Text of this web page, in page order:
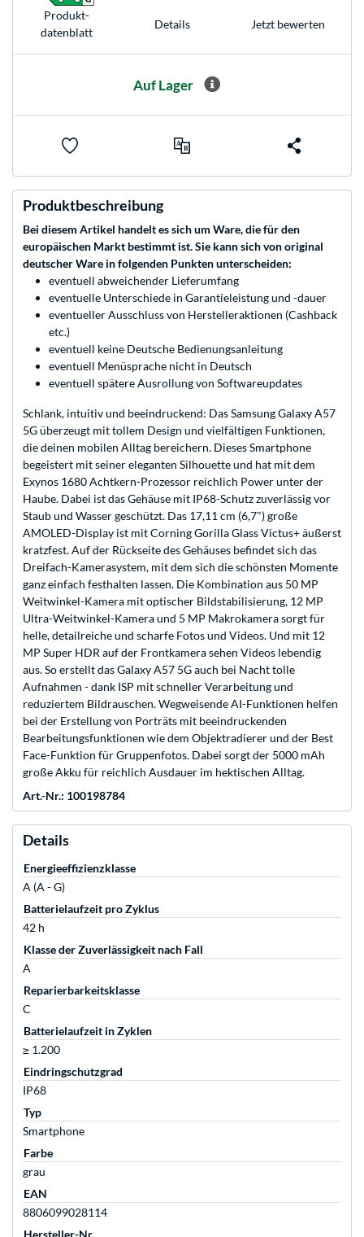
Produkt­
datenblatt
Details Jetzt bewerten
Auf Lager
Produktbeschreibung
Bei diesem Artikel handelt es sich um Ware, die für den
europäischen Markt bestimmt ist. Sie kann sich von original
deutscher Ware in folgenden Punkten unterscheiden:
eventuell abweichender Lieferumfang
eventuelle Unterschiede in Garantieleistung und -dauer
eventueller Ausschluss von Herstelleraktionen (Cashback
etc.)
eventuell keine Deutsche Bedienungsanleitung
eventuell Menüsprache nicht in Deutsch
eventuell spätere Ausrollung von Softwareupdates
Schlank, intuitiv und beeindruckend: Das Samsung Galaxy A57
5G überzeugt mit tollem Design und vielfältigen Funktionen,
die deinen mobilen Alltag bereichern. Dieses Smartphone
begeistert mit seiner eleganten Silhouette und hat mit dem
Exynos 1680 Achtkern-Prozessor reichlich Power unter der
Haube. Dabei ist das Gehäuse mit IP68-Schutz zuverlässig vor
Staub und Wasser geschützt. Das 17,11 cm (6,7") große
AMOLED-Display ist mit Corning Gorilla Glass Victus+ äußerst
kratzfest. Auf der Rückseite des Gehäuses befindet sich das
Dreifach-Kamerasystem, mit dem sich die schönsten Momente
ganz einfach festhalten lassen. Die Kombination aus 50 MP
Weitwinkel-Kamera mit optischer Bildstabilisierung, 12 MP
Ultra-Weitwinkel-Kamera und 5 MP Makrokamera sorgt für
helle, detailreiche und scharfe Fotos und Videos. Und mit 12
MP Super HDR auf der Frontkamera sehen Videos lebendig
aus. So erstellt das Galaxy A57 5G auch bei Nacht tolle
Aufnahmen - dank ISP mit schneller Verarbeitung und
reduziertem Bildrauschen. Wegweisende AI-Funktionen helfen
bei der Erstellung von Porträts mit beeindruckenden
Bearbeitungsfunktionen wie dem Objektradierer und der Best
Face-Funktion für Gruppenfotos. Dabei sorgt der 5000 mAh
große Akku für reichlich Ausdauer im hektischen Alltag.
Art.-Nr.: 100198784
Details
Energieeffizienzklasse
A (A - G)
Batterielaufzeit pro Zyklus
42 h
Klasse der Zuverlässigkeit nach Fall
A
Reparierbarkeitsklasse
C
Batterielaufzeit in Zyklen
≥ 1.200
Eindringschutzgrad
IP68
Typ
Smartphone
Farbe
grau
EAN
8806099028114